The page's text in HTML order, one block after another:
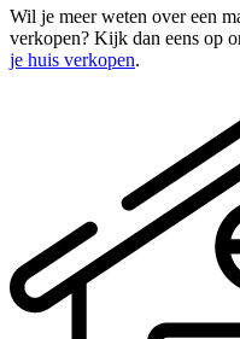
Wil je meer weten over een
verkopen? Kijk dan eens op
je huis verkopen.